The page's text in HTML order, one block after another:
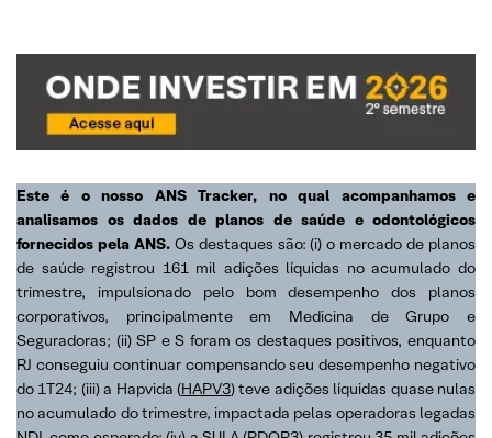
Este é o nosso ANS Tracker, no qual acompanhamos e
analisamos os dados de planos de saúde e odontológicos
fornecidos pela ANS.Os destaques são: (i) o mercado de planos
de saúde registrou 161 mil adições líquidas no acumulado do
trimestre, impulsionado pelo bom desempenho dos planos
corporativos, principalmente em Medicina de Grupo e
Seguradoras; (ii) SP e S foram os destaques positivos, enquanto
RJ conseguiu continuar compensando seu desempenho negativo
do 1T24; (iii) a Hapvida (HAPV3) teve adições líquidas quase nulas
no acumulado do trimestre, impactada pelas operadoras legadas